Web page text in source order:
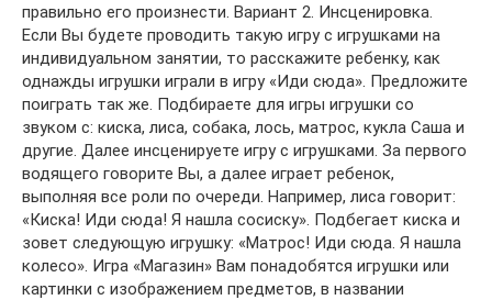
правильно его произнести. Вариант 2. Инсценировка.
Если Вы будете проводить такую игру с игрушками на
индивидуальном занятии, то расскажите ребенку, как
однажды игрушки играли в игру «Иди сюда». Предложите
поиграть так же. Подбираете для игры игрушки со
звуком с: киска, лиса, собака, лось, матрос, кукла Саша и
другие. Далее инсценируете игру с игрушками. За первого
водящего говорите Вы, а далее играет ребенок,
выполняя все роли по очереди. Например, лиса говорит:
«Киска! Иди сюда! Я нашла сосиску». Подбегает киска и
зовет следующую игрушку: «Матрос! Иди сюда. Я нашла
колесо». Игра «Магазин» Вам понадобятся игрушки или
картинки с изображением предметов, в названии